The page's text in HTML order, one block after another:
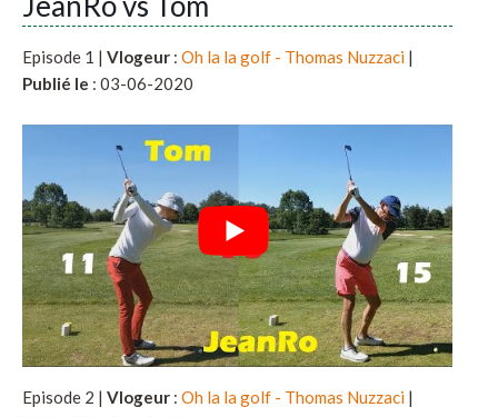
Episode 1 | Vlogeur : Oh la la golf - Thomas Nuzzaci |
Publié le : 03-06-2020
Episode 2 | Vlogeur : Oh la la golf - Thomas Nuzzaci |